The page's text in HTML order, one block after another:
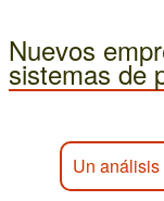
Nuevos
sistemas de
Un análisis